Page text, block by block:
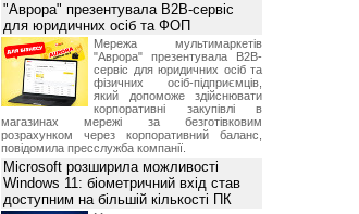
"Аврора" презентувала B2B-сервіс
для юридичних осіб та ФОП
Мережа мультимаркетів
"Аврора" презентувала B2B-
сервіс для юридичних осіб та
фізичних осіб-підприємців,
який допоможе здійснювати
корпоративні закупівлі в
магазинах мережі за безготівковим
розрахунком через корпоративний баланс,
повідомила пресслужба компанії.
Microsoft розширила можливості
Windows 11: біометричний вхід став
доступним на більшій кількості ПК